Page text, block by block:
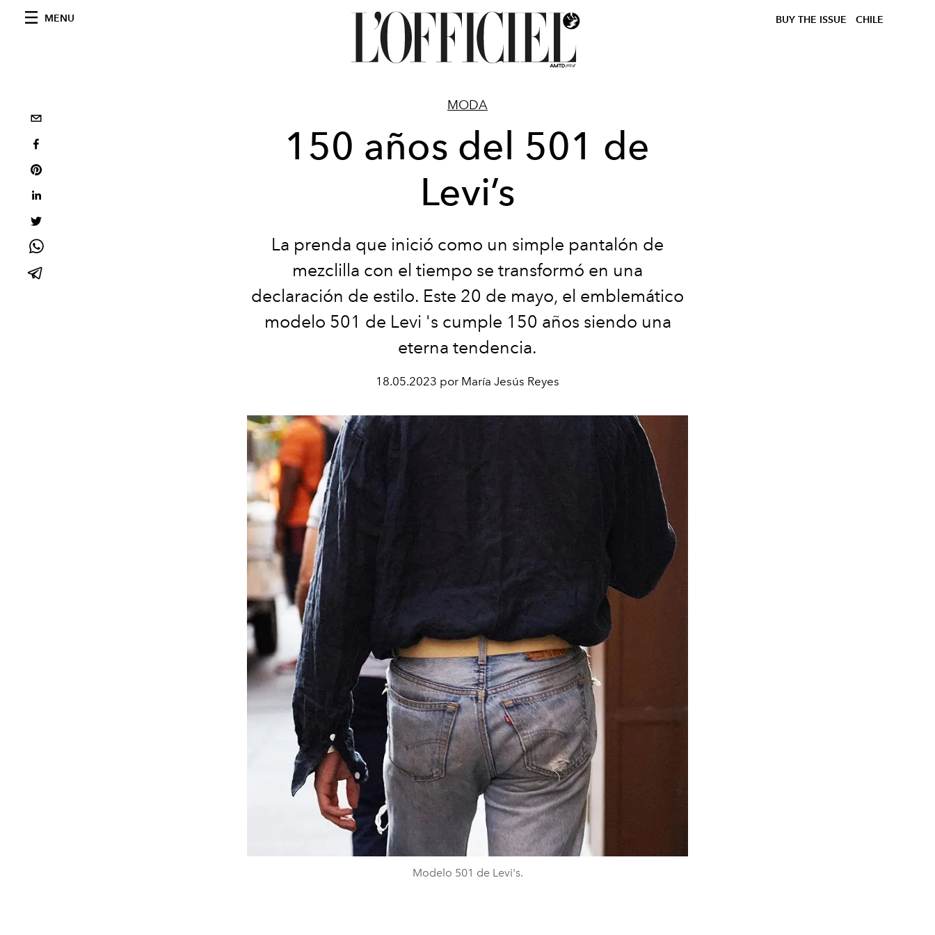
MENU BUY THE ISSUE CHILE
MODA
150 años del 501 de
Levi’s
La prenda que inició como un simple pantalón de
mezclilla con el tiempo se transformó en una
declaración de estilo. Este 20 de mayo, el emblemático
modelo 501 de Levi 's cumple 150 años siendo una
eterna tendencia.
18.05.2023 por María Jesús Reyes
Modelo 501 de Levi's.